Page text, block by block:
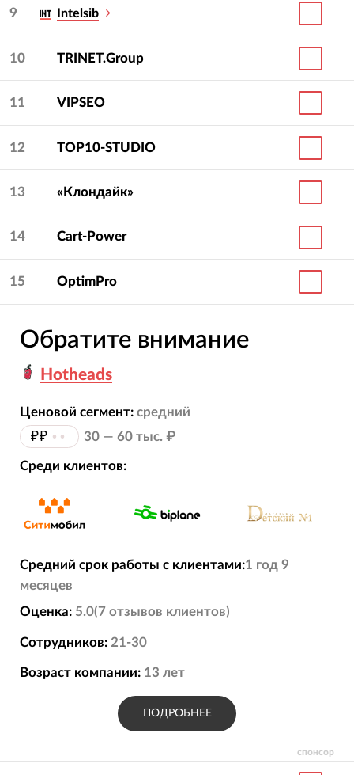
9 Intelsib
10 TRINET.Group
11 VIPSEO
12 TOP10-STUDIO
13 «Клондайк»
14 Cart-Power
15 OptimPro
спонсор
Обратите внимание
Hotheads
Ценовой сегмент: средний
₽₽ •• 30 — 60 тыс. ₽
Среди клиентов:
Средний срок работы с клиентами:1 год 9
месяцев
Оценка: 5.0(7 отзывов клиентов)
Сотрудников: 21-30
Возраст компании: 13 лет
ПОДРОБНЕЕ